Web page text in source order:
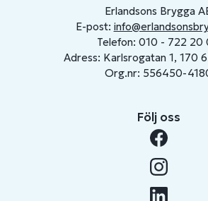
Erlandsons Brygga
E-post:
Telefon: 010 - 722 20
Adress: Karlsrogatan 1, 170
Org.nr: 556450-
Följ oss